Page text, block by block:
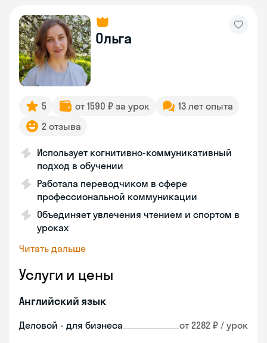
Ольга
5 от 1590 ₽ за урок
13 лет опыта
2 отзыва
Использует когнитивно-коммуникативный
подход в обучении
Работала переводчиком в сфере
профессиональной коммуникации
Объединяет увлечения чтением и спортом в
уроках
Читать дальше
Услуги и цены
Английский язык
Деловой - для бизнеса от 2282 ₽ / урок